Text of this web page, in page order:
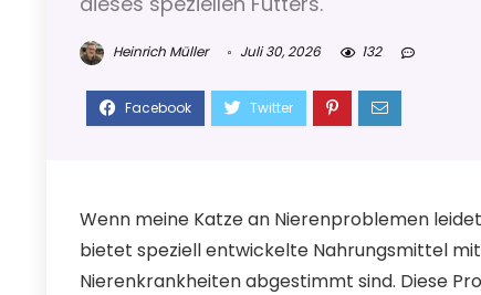
Heinrich Müller Juli 30, 2026 132
Wenn meine Katze an Nierenproblemen
bietet speziell entwickelte Nahrungsmittel
Nierenkrankheiten abgestimmt sind. Diese